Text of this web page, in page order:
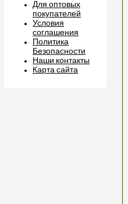
Для оптовых
покупателей
Условия
соглашения
Политика
Безопасности
Наши контакты
Карта сайта